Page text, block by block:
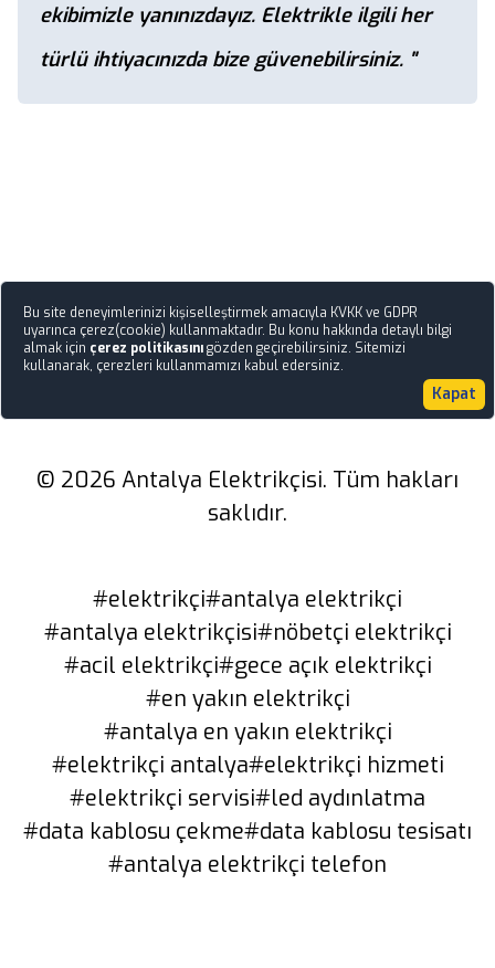
ekibimizle yanınızdayız. Elektrikle ilgili her
türlü ihtiyacınızda bize güvenebilirsiniz. "
Bu site deneyimlerinizi kişiselleştirmek amacıyla KVKK ve GDPR
uyarınca çerez(cookie) kullanmaktadır. Bu konu hakkında detaylı bilgi
almak için çerez politikasınıgözden geçirebilirsiniz. Sitemizi
kullanarak, çerezleri kullanmamızı kabul edersiniz.
Kapat
© 2026 Antalya Elektrikçisi. Tüm hakları
saklıdır.
#elektrikçi#antalya elektrikçi
#antalya elektrikçisi#nöbetçi elektrikçi
#acil elektrikçi#gece açık elektrikçi
#en yakın elektrikçi
#antalya en yakın elektrikçi
#elektrikçi antalya#elektrikçi hizmeti
#elektrikçi servisi#led aydınlatma
#data kablosu çekme#data kablosu tesisatı
#antalya elektrikçi telefon